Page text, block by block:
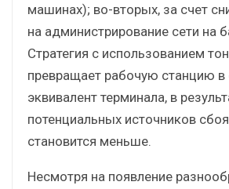
машинах); во-вторых, за счет
на администрирование сети на
Стратегия с использованием
превращает рабочую станцию
эквивалент терминала, в
потенциальных источников
становится меньше.
Несмотря на появление